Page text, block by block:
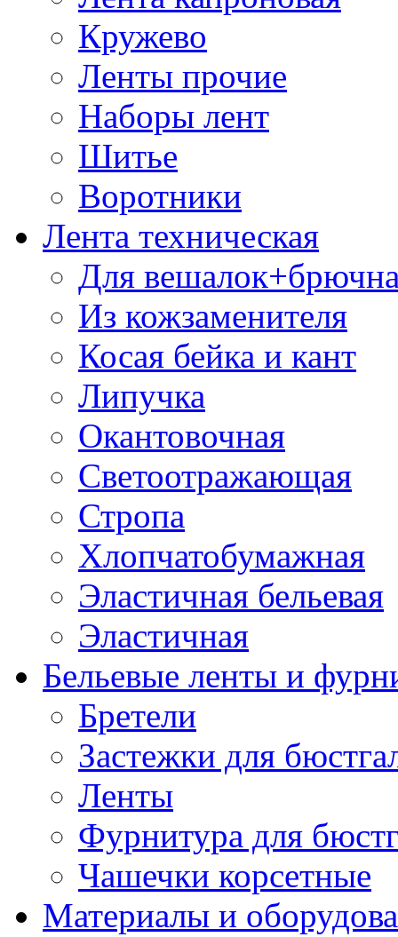
Кружево
Ленты прочие
Наборы лент
Шитье
Воротники
Лента техническая
Для
Из кожзаменителя
Косая бейка и кант
Липучка
Окантовочная
Светоотражающая
Стропа
Хлопчатобумажная
Эластичная бельевая
Эластичная
Бельевые ленты и
Бретели
Застежки для
Ленты
Фурнитура для
Чашечки корсетные
Материалы и